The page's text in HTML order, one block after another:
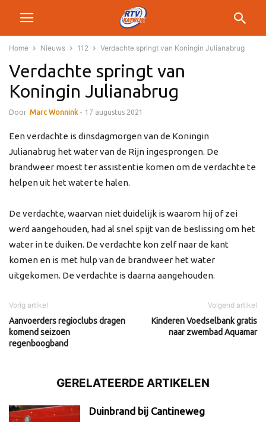
Home Nieuws 112 Verdachte springt van Koningin Julianabrug
Verdachte springt van
Koningin Julianabrug
Door Marc Wonnink - 17 augustus 2021
Een verdachte is dinsdagmorgen van de Koningin
Julianabrug het water van de Rijn ingesprongen. De
brandweer moest ter assistentie komen om de verdachte te
helpen uit het water te halen.
De verdachte, waarvan niet duidelijk is waarom hij of zei
werd aangehouden, had al snel spijt van de beslissing om het
water in te duiken. De verdachte kon zelf naar de kant
komen en is met hulp van de brandweer het water
uitgekomen. De verdachte is daarna aangehouden.
Vorig artikel
Aanvoerders regioclubs dragen
komend seizoen
regenboogband
Volgend artikel
Kinderen Voedselbank gratis
naar zwembad Aquamar
GERELATEERDE ARTIKELEN
Duinbrand bij Cantineweg